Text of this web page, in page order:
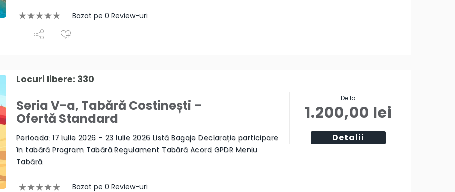
Bazat pe 0 Review-uri
Locuri libere: 330
Seria V-a, Tabără Costinești –
Ofertă Standard
Perioada: 17 Iulie 2026 – 23 Iulie 2026 Listă Bagaje Declarație participare
în tabără Program Tabără Regulament Tabără Acord GPDR Meniu
Tabără
Bazat pe 0 Review-uri
De la
1.200,00 lei
Detalii